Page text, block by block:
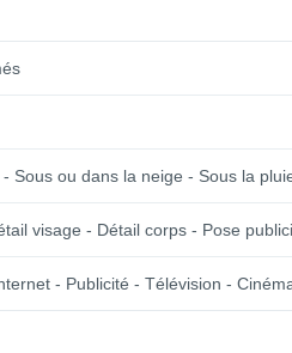
Sous ou dans la neige - Sous la
visage - Détail corps - Pose
- Publicité - Télévision -